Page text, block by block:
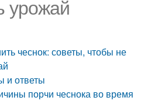
урожай
чеснок: советы, чтобы не
и ответы
порчи чеснока во время